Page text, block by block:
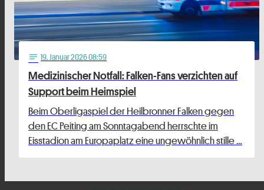
notes 19. Januar 2026 08:59
Medizinischer Notfall: Falken-Fans verzichten auf
Support beim Heimspiel
Beim Oberligaspiel der Heilbronner Falken gegen
den EC Peiting am Sonntagabend herrschte im
Eisstadion am Europaplatz eine ungewöhnlich stille …